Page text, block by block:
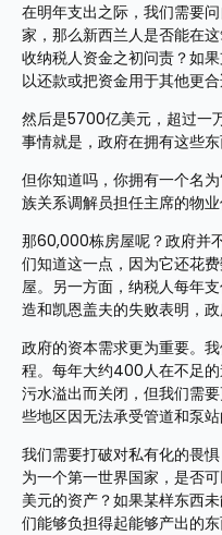
在明年支出之际，我们需要
家，那么新西兰人是否能在
收纳税人资金之初问责？如
以还款或把资金用于其他更合
然后是5700亿美元，超过一
事情就是，政府在拥有这些东
但你知道吗，你拥有一个名
族关系调解员担任主席的物
那60,000栋房屋呢？政府并
们知道这一点，因为它还花
屋。另一方面，纳税人每年
造和凯恩盖夫的失败表明，
政府的资本需求更为重要。
程。每年大约400人在不足
污水溢出而关闭，但我们需
些地区因无法承受管道和泵
我们需要打破对私有化的畏
为一个第一世界国家，是否
美元的资产？如果某样东西
们能够负担得起能够产出的东